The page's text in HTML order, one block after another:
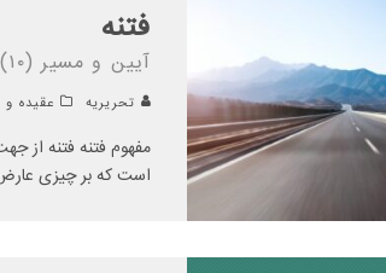
فتنه
آیین و مسیر (۱۰)
تحریریه عقیده و
مفهوم فتنه فتنه از
است که بر چیزی